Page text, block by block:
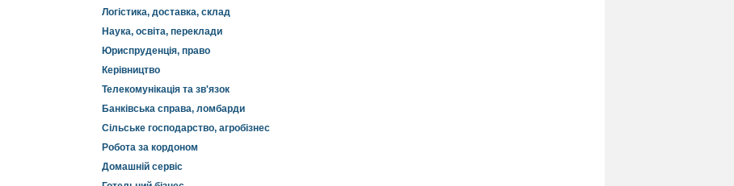
Логістика, доставка, склад
Наука, освіта, переклади
Юриспруденція, право
Керівництво
Телекомунікація та зв'язок
Банківська справа, ломбарди
Сільське господарство, агробізнес
Робота за кордоном
Домашній сервіс